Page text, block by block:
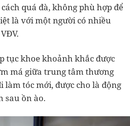
quá đà, không phù hợp để
là với một người có nhiều
tục khoe khoảnh khắc được
má giữa trung tâm thương
làm tóc mới, được cho là động
sau ồn ào.